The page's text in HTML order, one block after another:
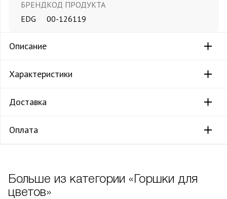
БРЕНД
EDG
КОД ПРОДУКТА
00-126119
Описание
Характеристики
Доставка
Оплата
Больше из категории «Горшки для
цветов»